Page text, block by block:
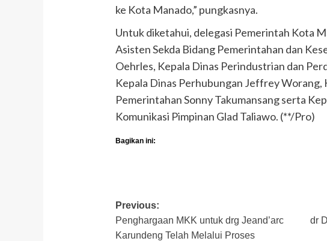
ke Kota Manado,” pungkasnya.
Untuk diketahui, delegasi Pemerintah Kota
Asisten Sekda Bidang Pemerintahan dan
Oehrles, Kepala Dinas Perindustrian dan
Kepala Dinas Perhubungan Jeffrey Worang,
Pemerintahan Sonny Takumansang serta
Komunikasi Pimpinan Glad Taliawo. (**/Pro)
Bagikan ini:
Post
navigation
Previous:
Penghargaan MKK untuk drg Jeand’arc
Karundeng Telah Melalui Proses
dr